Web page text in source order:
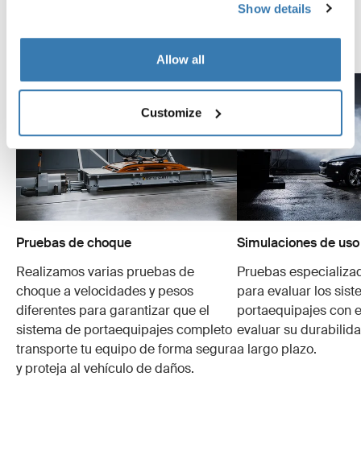
Show details
Allow all
Customize
Pruebas de choque
Realizamos varias pruebas de
choque a velocidades y pesos
diferentes para garantizar que el
sistema de portaequipajes completo
transporte tu equipo de forma segura
y proteja al vehículo de daños.
Simulaciones de
Pruebas
para evaluar los
portaequipajes con
evaluar su
a largo plazo.